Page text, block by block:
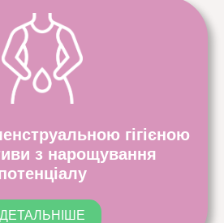
гігієною
з нарощування
ДЕТАЛЬНІШЕ